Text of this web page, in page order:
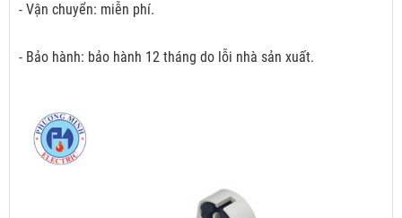
- Vận chuyển: miễn phí.
- Bảo hành: bảo hành 12 tháng do lỗi nhà sản xuất.